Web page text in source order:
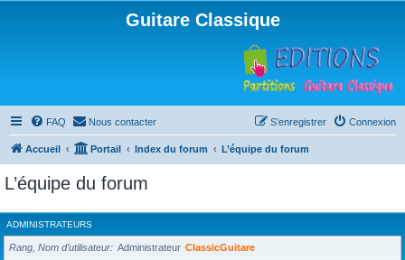
Guitare Classique
FAQ Nous contacter Connexion
S’enregistrer
Accueil Portail Index du forum L’équipe du forum
L’équipe du forum
ADMINISTRATEURS
Rang, Nom d’utilisateur Administrateur ClassicGuitare